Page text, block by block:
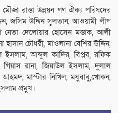
মৌজা রাস্তা উন্নয়ন গণ ঐক্য পরিষদের
জসিম উদ্দিন সুলতান, আওয়ামী লীগ
নেতা দেলোয়ার হোসেন মস্তাক, আলী
চৌধরী, মাওলানা বেশির উদ্দিন,
ইসলাম, আব্দুল কাদির, বিপ্লব, রফিক
গিয়াস রানা, জিয়াউল ইসলাম, দুলাল
মাস্টার নিখিল, মধুবাবু,খোকন,
প্রমুখ।